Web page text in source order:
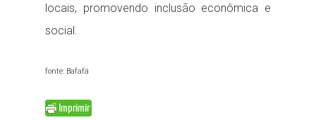
locais, promovendo inclusão econômica e
social.
fonte: Bafafá